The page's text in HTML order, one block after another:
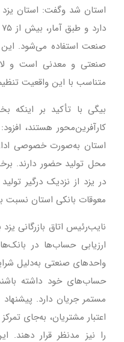
استان شد وگفت: استان
صنعت استفاده می‌شود. این
صنعتی و معدنی است و
متناسب با این واقعیت
بیگی با تأکید بر
استان به‌صورت خصوصی
محل تولید حضور دارند.
در یزد از نزدیک درگیر
معوقات بانکی استان نسبت
نایب‌رئیس اتاق بازرگانی
ارزیابی حساب‌ها در
واحدهای صنعتی به‌دلیل
حساب‌های خود داشته
مستمر جریان دارد.
اعتبار مشتریان، به‌جای
را نیز مدنظر قرار دهند.